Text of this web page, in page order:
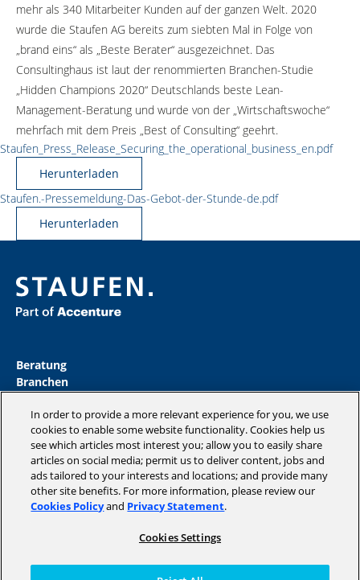
mehr als 340 Mitarbeiter Kunden auf der ganzen Welt. 2020
wurde die Staufen AG bereits zum siebten Mal in Folge von
„brand eins“ als „Beste Berater“ ausgezeichnet. Das
Consultinghaus ist laut der renommierten Branchen-Studie
„Hidden Champions 2020“ Deutschlands beste Lean-
Management-Beratung und wurde von der „Wirtschaftswoche“
mehrfach mit dem Preis „Best of Consulting“ geehrt.
Staufen_Press_Release_Securing_the_operational_business_en.pdf
Herunterladen
Staufen.-Pressemeldung-Das-Gebot-der-Stunde-de.pdf
Herunterladen
Beratung
Branchen
Insights
Magazine
Unternehmen
Copyright © 2026 STAUFEN AG, part of Accenture.
Cookie Policy
In order to provide a more relevant experience for you, we use
cookies to enable some website functionality. Cookies help us
see which articles most interest you; allow you to easily share
articles on social media; permit us to deliver content, jobs and
ads tailored to your interests and locations; and provide many
other site benefits. For more information, please review our
Cookies Policyand Privacy Statement.
Cookies Settings